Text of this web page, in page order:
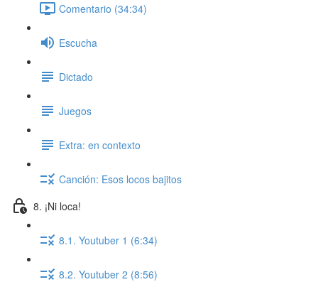
Comentario (34:34)
Escucha
Dictado
Juegos
Extra: en contexto
Canción: Esos locos bajitos
8. ¡Ni loca!
8.1. Youtuber 1 (6:34)
8.2. Youtuber 2 (8:56)